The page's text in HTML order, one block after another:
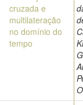
cruzada e
multilateração
no domínio do
tempo